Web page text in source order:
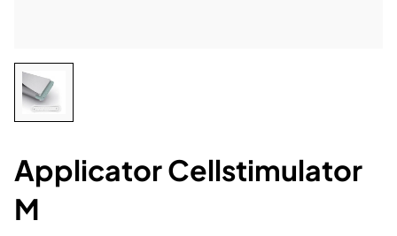
Applicator Cellstimulator
M